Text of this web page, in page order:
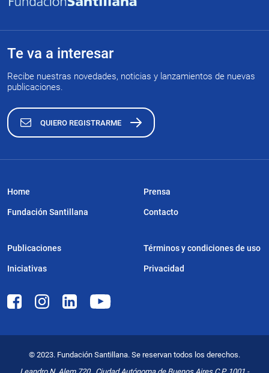
Te va a interesar
Recibe nuestras novedades, noticias y lanzamientos de nuevas
publicaciones.
QUIERO REGISTRARME
Home
Fundación Santillana
Publicaciones
Iniciativas
Prensa
Contacto
Términos y condiciones de uso
Privacidad
© 2023. Fundación Santillana. Se reservan todos los derechos.